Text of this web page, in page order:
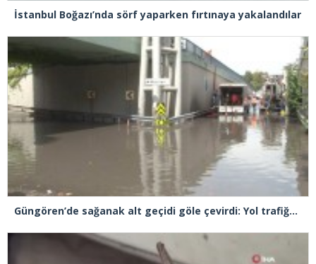
İstanbul Boğazı’nda sörf yaparken fırtınaya yakalandılar